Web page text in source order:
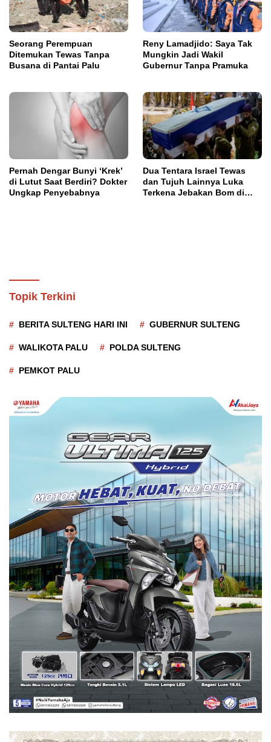
Seorang Perempuan
Ditemukan Tewas Tanpa
Busana di Pantai Palu
Reny Lamadjido: Saya Tak
Mungkin Jadi Wakil
Gubernur Tanpa Pramuka
Pernah Dengar Bunyi ‘Krek’
di Lutut Saat Berdiri? Dokter
Ungkap Penyebabnya
Dua Tentara Israel Tewas
dan Tujuh Lainnya Luka
Terkena Jebakan Bom di
Topik Terkini
BERITA SULTENG HARI INI GUBERNUR SULTENG
WALIKOTA PALU POLDA SULTENG
PEMKOT PALU